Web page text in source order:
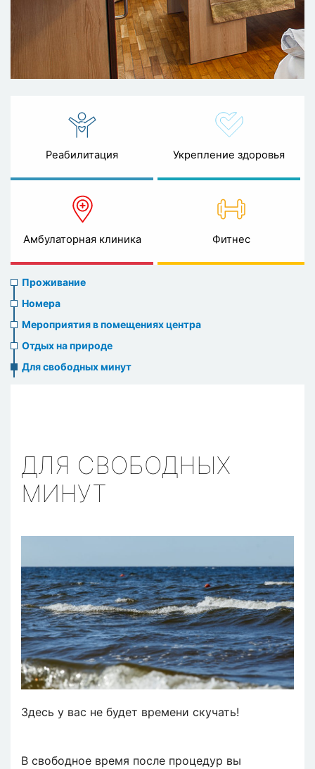
Реабилитация Укрепление здоровья
Амбулаторная клиника Фитнес
Accommodation
Проживание
Номера
Мероприятия в помещениях центра
Отдых на природе
Для свободных минут
ДЛЯ СВОБОДНЫХ
МИНУТ
Здесь у вас не будет времени скучать!
В свободное время после процедур вы